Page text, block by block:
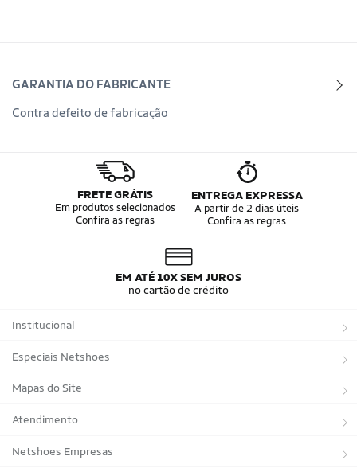
GARANTIA DO FABRICANTE
Contra defeito de fabricação
FRETE GRÁTIS
Em produtos selecionados
Confira as regras
ENTREGA EXPRESSA
A partir de 2 dias úteis
Confira as regras
EM ATÉ 10X SEM JUROS
no cartão de crédito
Institucional
Sobre a Netshoes
Política de Privacidade
Programa de Afiliados
Regulamentos
Especiais Netshoes
Suplementos
Corrida
Bicicletas
Mapas do Site
Marcas
Tipos de Produtos
Atendimento
Trocas e devoluções
Netshoes Empresas